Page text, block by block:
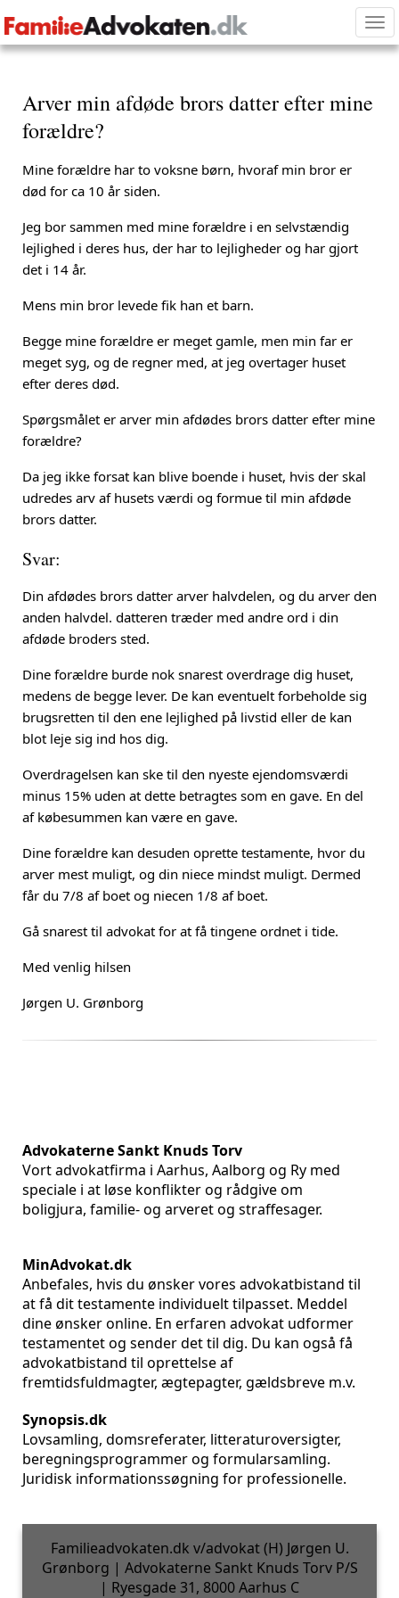
Arver min afdøde brors datter efter mine
forældre?
Mine forældre har to voksne børn, hvoraf min bror er
død for ca 10 år siden.
Jeg bor sammen med mine forældre i en selvstændig
lejlighed i deres hus, der har to lejligheder og har gjort
det i 14 år.
Mens min bror levede fik han et barn.
Begge mine forældre er meget gamle, men min far er
meget syg, og de regner med, at jeg overtager huset
efter deres død.
Spørgsmålet er arver min afdødes brors datter efter mine
forældre?
Da jeg ikke forsat kan blive boende i huset, hvis der skal
udredes arv af husets værdi og formue til min afdøde
brors datter.
Svar:
Din afdødes brors datter arver halvdelen, og du arver den
anden halvdel. datteren træder med andre ord i din
afdøde broders sted.
Dine forældre burde nok snarest overdrage dig huset,
medens de begge lever. De kan eventuelt forbeholde sig
brugsretten til den ene lejlighed på livstid eller de kan
blot leje sig ind hos dig.
Overdragelsen kan ske til den nyeste ejendomsværdi
minus 15% uden at dette betragtes som en gave. En del
af købesummen kan være en gave.
Dine forældre kan desuden oprette testamente, hvor du
arver mest muligt, og din niece mindst muligt. Dermed
får du 7/8 af boet og niecen 1/8 af boet.
Gå snarest til advokat for at få tingene ordnet i tide.
Med venlig hilsen
Jørgen U. Grønborg
Advokaterne Sankt Knuds Torv
Vort advokatfirma i Aarhus, Aalborg og Ry med
speciale i at løse konflikter og rådgive om
boligjura, familie- og arveret og straffesager.
MinAdvokat.dk
Anbefales, hvis du ønsker vores advokatbistand til
at få dit testamente individuelt tilpasset. Meddel
dine ønsker online. En erfaren advokat udformer
testamentet og sender det til dig. Du kan også få
advokatbistand til oprettelse af
fremtidsfuldmagter, ægtepagter, gældsbreve m.v.
Synopsis.dk
Lovsamling, domsreferater, litteraturoversigter,
beregningsprogrammer og formularsamling.
Juridisk informationssøgning for professionelle.
Familieadvokaten.dk v/advokat (H) Jørgen U.
Grønborg | Advokaterne Sankt Knuds Torv P/S
| Ryesgade 31, 8000 Aarhus C